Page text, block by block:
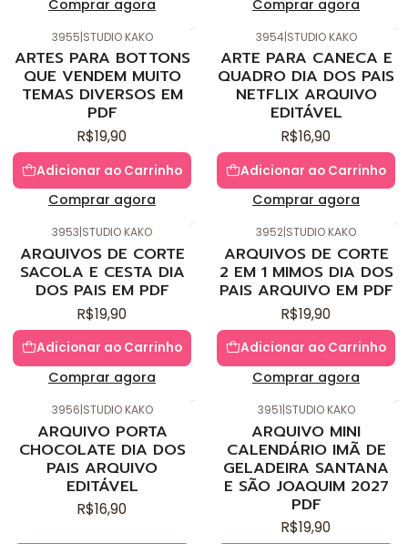
Comprar agora Comprar agora
3955|STUDIO KAKO
ARTES PARA BOTTONS
QUE VENDEM MUITO
TEMAS DIVERSOS EM
PDF
R$19,90
Adicionar ao Carrinho
Comprar agora
3954|STUDIO KAKO
ARTE PARA CANECA E
QUADRO DIA DOS PAIS
NETFLIX ARQUIVO
EDITÁVEL
R$16,90
Adicionar ao Carrinho
Comprar agora
3953|STUDIO KAKO
ARQUIVOS DE CORTE
SACOLA E CESTA DIA
DOS PAIS EM PDF
R$19,90
Adicionar ao Carrinho
Comprar agora
3952|STUDIO KAKO
ARQUIVOS DE CORTE
2 EM 1 MIMOS DIA DOS
PAIS ARQUIVO EM PDF
R$19,90
Adicionar ao Carrinho
Comprar agora
3956|STUDIO KAKO
ARQUIVO PORTA
CHOCOLATE DIA DOS
PAIS ARQUIVO
EDITÁVEL
R$16,90
3951|STUDIO KAKO
ARQUIVO MINI
CALENDÁRIO IMÃ DE
GELADEIRA SANTANA
E SÃO JOAQUIM 2027
PDF
R$19,90